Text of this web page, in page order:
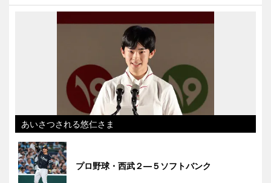
あいさつされる悠仁さま
プロ野球・西武２―５ソフトバンク